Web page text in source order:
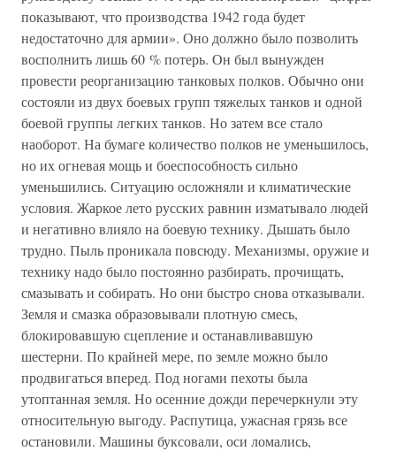
показывают, что производства 1942 года будет
недостаточно для армии». Оно должно было позволить
восполнить лишь 60 % потерь. Он был вынужден
провести реорганизацию танковых полков. Обычно они
состояли из двух боевых групп тяжелых танков и одной
боевой группы легких танков. Но затем все стало
наоборот. На бумаге количество полков не уменьшилось,
но их огневая мощь и боеспособность сильно
уменьшились. Ситуацию осложняли и климатические
условия. Жаркое лето русских равнин изматывало людей
и негативно влияло на боевую технику. Дышать было
трудно. Пыль проникала повсюду. Механизмы, оружие и
технику надо было постоянно разбирать, прочищать,
смазывать и собирать. Но они быстро снова отказывали.
Земля и смазка образовывали плотную смесь,
блокировавшую сцепление и останавливавшую
шестерни. По крайней мере, по земле можно было
продвигаться вперед. Под ногами пехоты была
утоптанная земля. Но осенние дожди перечеркнули эту
относительную выгоду. Распутица, ужасная грязь все
остановили. Машины буксовали, оси ломались,